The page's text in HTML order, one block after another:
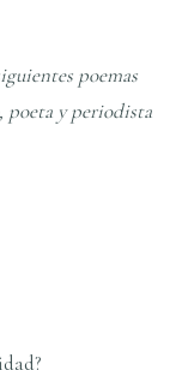
y periodista